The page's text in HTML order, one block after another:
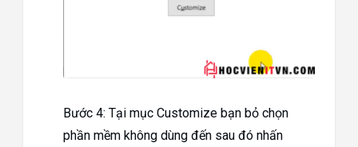
Bước 4: Tại mục Customize bạn bỏ chọn
phần mềm không dùng đến sau đó nhấn